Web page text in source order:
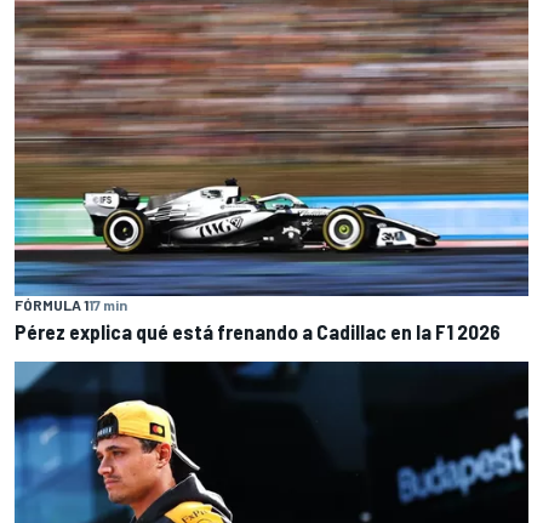
FÓRMULA 117 min
Pérez explica qué está frenando a Cadillac en la F1 2026